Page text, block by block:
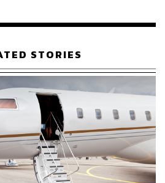
ลดลง 11% จากงวดเดือน
ชี้ว่าการปรับลดอัตราค่าไฟฟ้าลง
CPALL ปรับขึ้นได้ 6%
งการเงินที่ลดลง ทั้งนี้ จากค่าใช้
รเงินรวมของ CPALL นั้น 42%
ถือหุ้น 60%) การรีไฟแนนซ์หนี้
ายน จะทำให้ต้นทุนทางการเงินลด
4.15% ต่อปี ซึ่งจะส่งผลทำให้
รเงินรวมของ CPALL ลดลง
STORIES